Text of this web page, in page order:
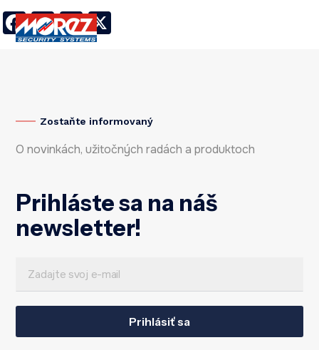
Facebook
LinkedIn
Twitter
Zostaňte informovaný
O novinkách, užitočných radách a produktoch
Prihláste sa na náš
newsletter!
*
E
m
m
Prihlásiť sa